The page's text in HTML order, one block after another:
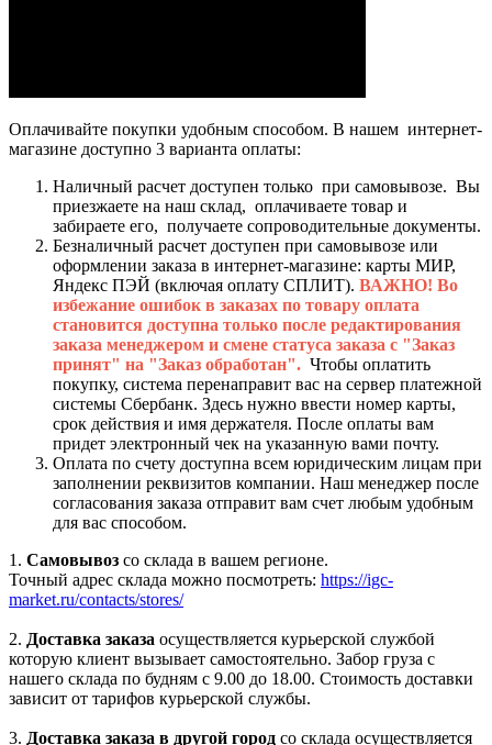
Оплачивайте покупки удобным способом. В нашем интернет-
магазине доступно 3 варианта оплаты:
Наличный расчет доступен только при самовывозе. Вы
приезжаете на наш склад, оплачиваете товар и
забираете его, получаете сопроводительные документы.
Безналичный расчет доступен при самовывозе или
оформлении заказа в интернет-магазине: карты МИР,
Яндекс ПЭЙ (включая оплату СПЛИТ). ВАЖНО! Во
избежание ошибок в заказах по товару оплата
становится доступна только после редактирования
заказа менеджером и смене статуса заказа с "Заказ
принят" на "Заказ обработан". Чтобы оплатить
покупку, система перенаправит вас на сервер платежной
системы Сбербанк. Здесь нужно ввести номер карты,
срок действия и имя держателя. После оплаты вам
придет электронный чек на указанную вами почту.
Оплата по счету доступна всем юридическим лицам при
заполнении реквизитов компании. Наш менеджер после
согласования заказа отправит вам счет любым удобным
для вас способом.
1. Самовывоз со склада в вашем регионе.
Точный адрес склада можно посмотреть: https://igc-
market.ru/contacts/stores/
2. Доставка заказа осуществляется курьерской службой
которую клиент вызывает самостоятельно. Забор груза с
нашего склада по будням с 9.00 до 18.00. Стоимость доставки
зависит от тарифов курьерской службы.
3. Доставка заказа в другой город со склада осуществляется